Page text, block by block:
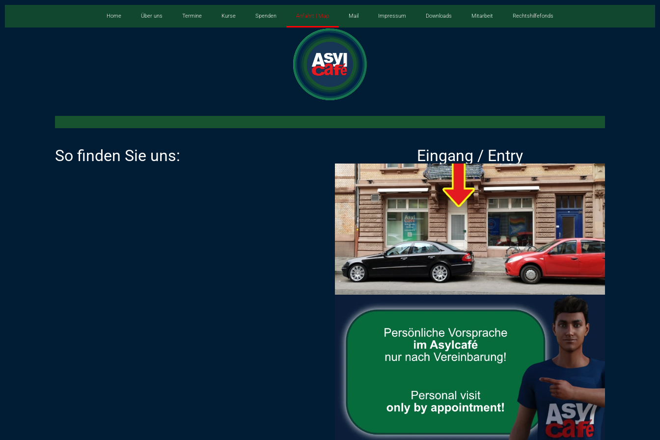
Home Über uns Termine Kurse Spenden Anfahrt | Map Mail Impressum Downloads Mitarbeit Rechtshilfefonds
So finden Sie uns: Eingang / Entry